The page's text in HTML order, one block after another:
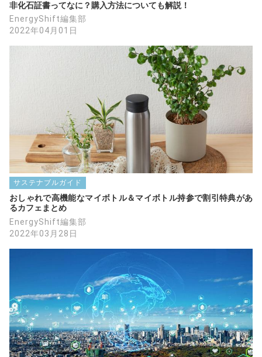
非化石証書ってなに？購入方法についても解説！
EnergyShift編集部
2022年04月01日
サステナブルガイド
おしゃれで高機能なマイボトル＆マイボトル持参で割引特典があ
るカフェまとめ
EnergyShift編集部
2022年03月28日